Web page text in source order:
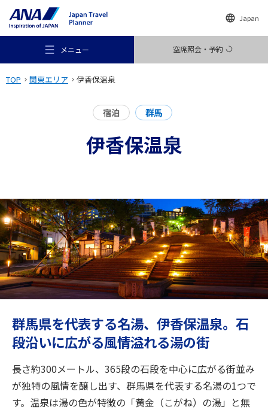
Japan
メニュー 空席照会・予約
行き先
旅のお役立ち情報
閉じる
TOP 関東エリア 伊香保温泉
宿泊 群馬
伊香保温泉
群馬県を代表する名湯、伊香保温泉。石
段沿いに広がる風情溢れる湯の街
長さ約300メートル、365段の石段を中心に広がる街並み
が独特の風情を醸し出す、群馬県を代表する名湯の1つで
す。温泉は湯の色が特徴の「黄金（こがね）の湯」と無